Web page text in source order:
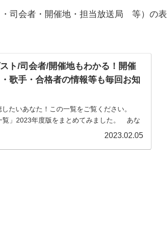
司会者・開催地・担当放送局 等）の表
ト/司会者/開催地もわかる！開催
歌手・合格者の情報等も毎回お知
たいあなた！この一覧をご覧ください。
覧」2023年度版をまとめてみました。 あな
、是非とも応募しましょうね。一泊二日の旅
2023.02.05